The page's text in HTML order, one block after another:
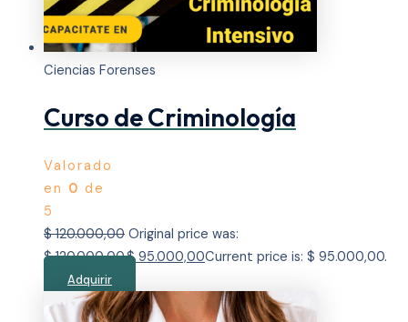
Ciencias Forenses
Curso de Criminología
Valorado
en 0 de
5
$120.000,00 Original price was:
$ 120.000,00.$95.000,00Current price is: $ 95.000,00.
Adquirir